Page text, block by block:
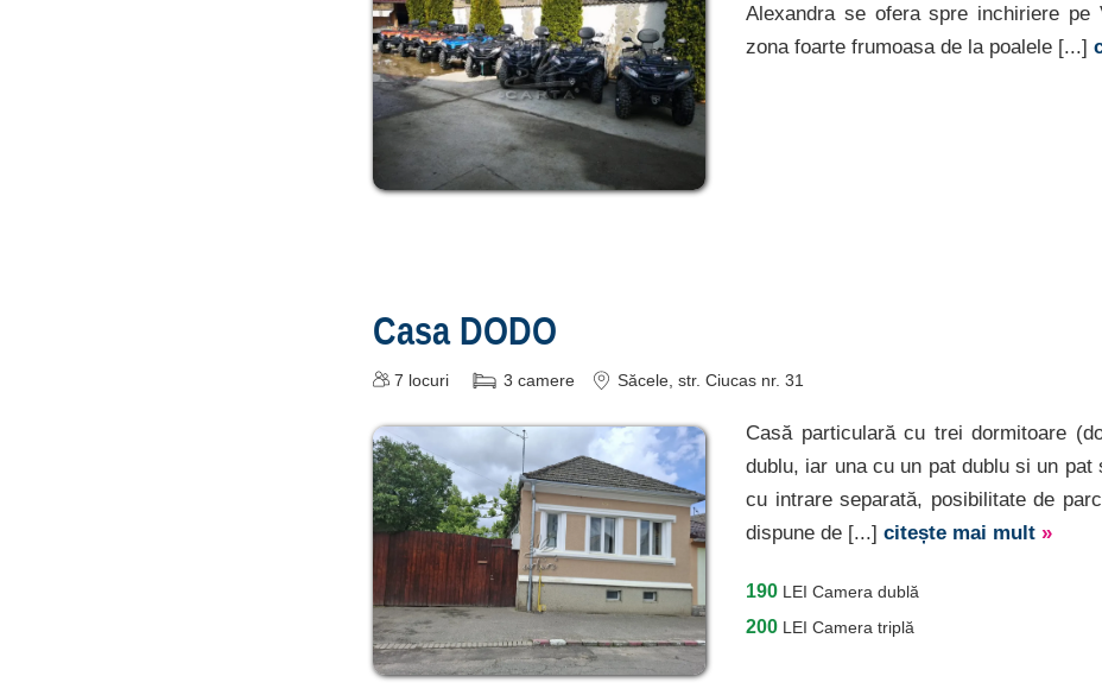
Alexandra se ofera spre inchiriere pe
zona foarte frumoasa de la poalele [...]
Casa DODO
7 locuri 3 camere Săcele , str. Ciucas nr. 31
Casă particulară cu trei dormitoare
dublu, iar una cu un pat dublu si un pat
cu intrare separată, posibilitate de
dispune de [...] citește mai mult »
190 LEI Camera dublă
200 LEI Camera triplă